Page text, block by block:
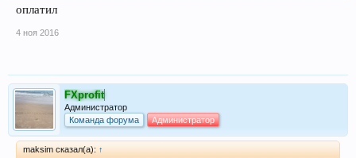
оплатил
4 ноя 2016
FXprofit
Администратор
Команда форума
Администратор
maksim сказал(а): ↑